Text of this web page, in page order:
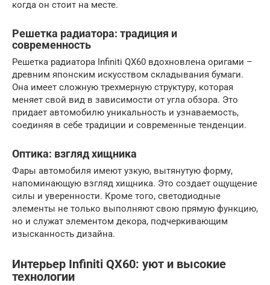
когда он стоит на месте.
Решетка радиатора: традиция и
современность
Решетка радиатора Infiniti QX60 вдохновлена оригами –
древним японским искусством складывания бумаги.
Она имеет сложную трехмерную структуру, которая
меняет свой вид в зависимости от угла обзора. Это
придает автомобилю уникальность и узнаваемость,
соединяя в себе традиции и современные тенденции.
Оптика: взгляд хищника
Фары автомобиля имеют узкую, вытянутую форму,
напоминающую взгляд хищника. Это создает ощущение
силы и уверенности. Кроме того, светодиодные
элементы не только выполняют свою прямую функцию,
но и служат элементом декора, подчеркивающим
изысканность дизайна.
Интерьер Infiniti QX60: уют и высокие
технологии